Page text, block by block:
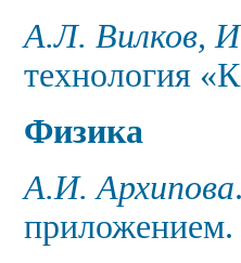
А.Л. Вилков,
технология
Физика
А.И. Архипова
приложением.